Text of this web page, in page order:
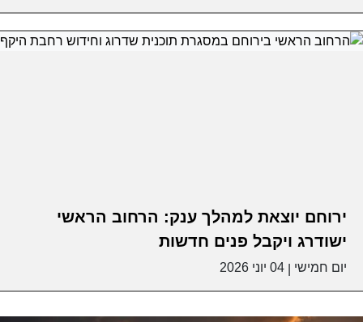
ירוחם יוצאת למהלך ענק: הרחוב הראשי
ישודרג ויקבל פנים חדשות
יום חמישי 04 יוני 2026